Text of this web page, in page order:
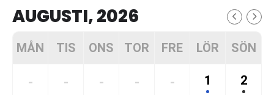
AUGUSTI, 2026
MÅN TIS ONS TOR FRE LÖR SÖN
- - - - - 1 2